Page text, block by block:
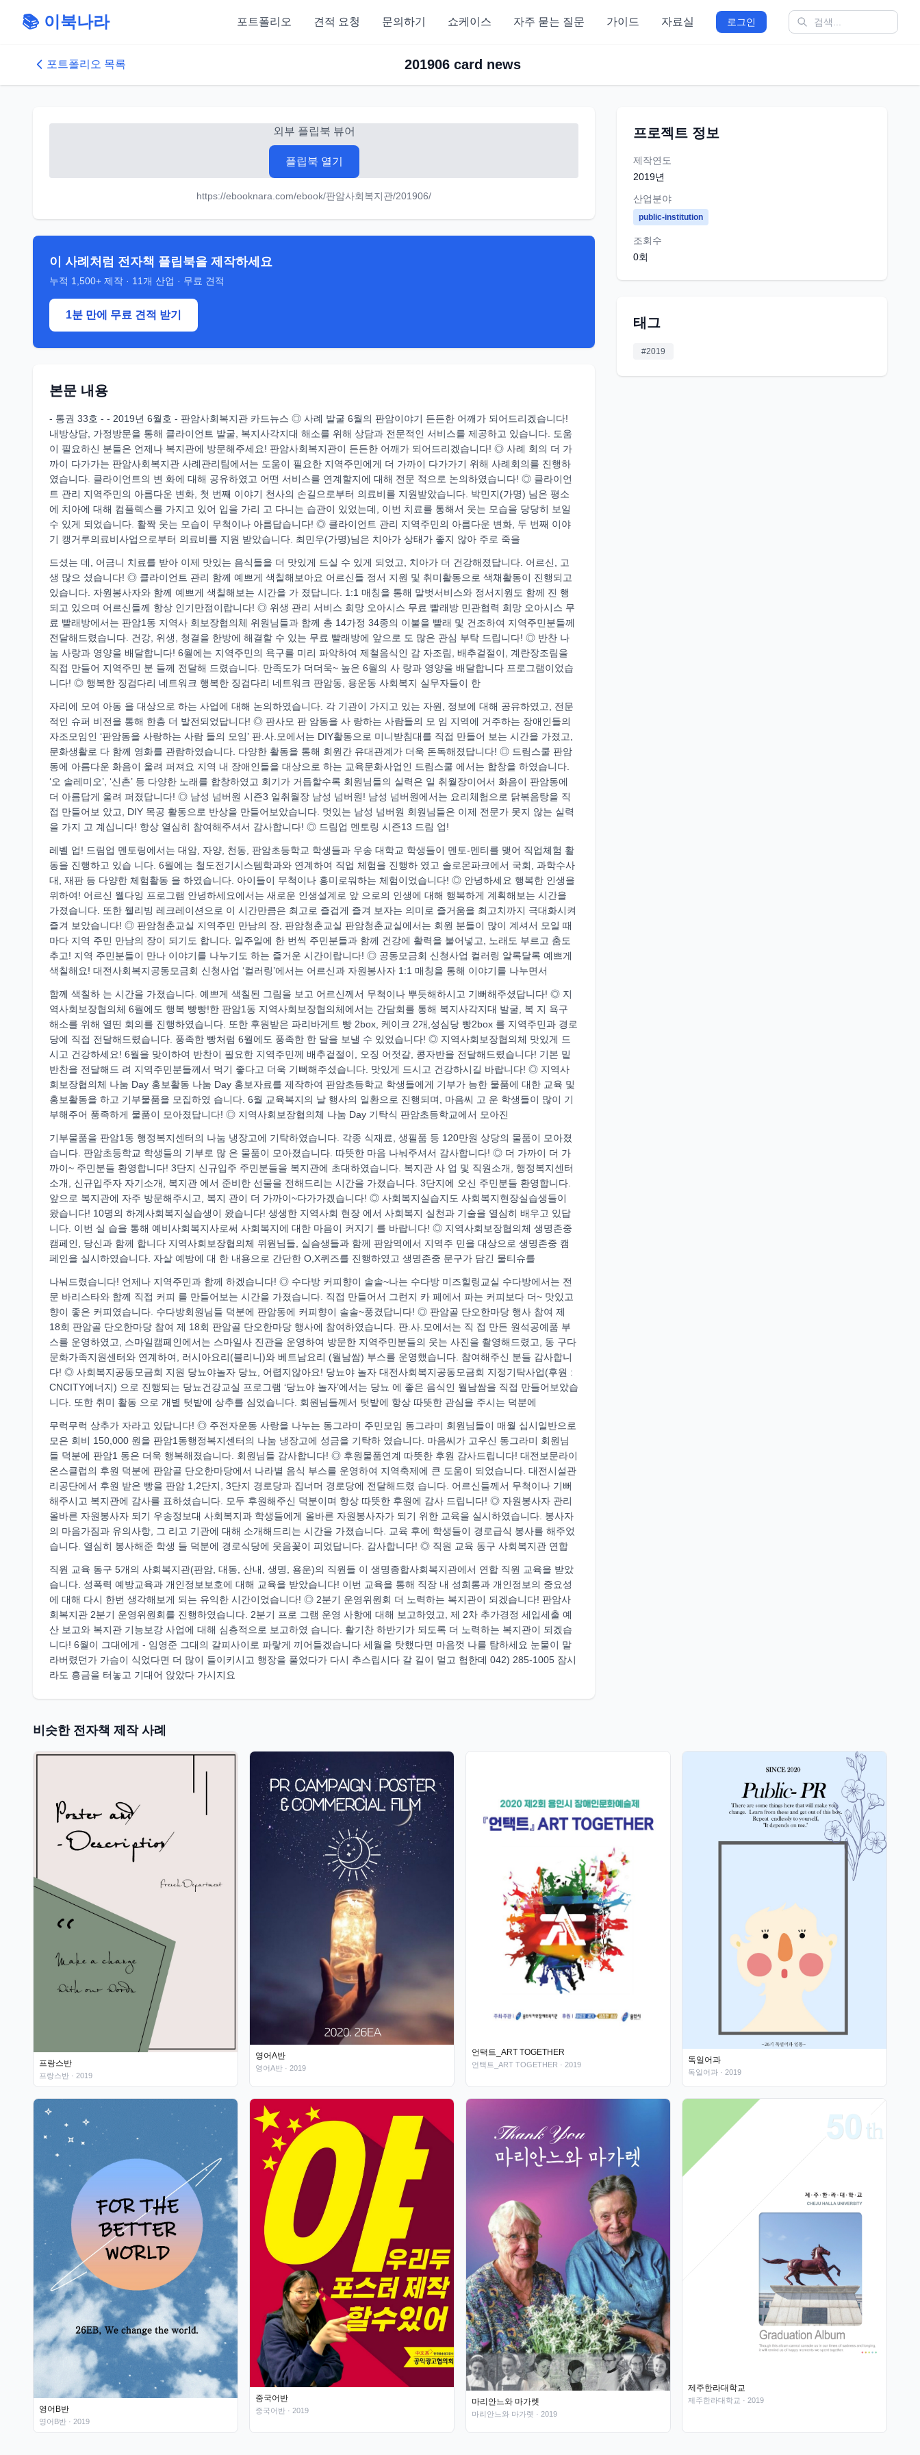
📚 이북나라 포트폴리오 견적 요청 문의하기 쇼케이스 자주 묻는 질문 가이드 자료실 로그인
포트폴리오 목록 201906 card news
외부 플립북 뷰어
플립북 열기
https://ebooknara.com/ebook/판암사회복지관/201906/
이 사례처럼 전자책 플립북을 제작하세요
누적 1,500+ 제작 · 11 개 산업 · 무료 견적
1분 만에 무료 견적 받기
본문 내용
- 통권 33호 - - 2019년 6월호 - 판암사회복지관 카드뉴스 ◎ 사례 발굴 6월의 판암이야기 든든한 어깨가 되어드리겠습니다!
내방상담, 가정방문을 통해 클라이언트 발굴, 복지사각지대 해소를 위해 상담과 전문적인 서비스를 제공하고 있습니다. 도움
이 필요하신 분들은 언제나 복지관에 방문해주세요! 판암사회복지관이 든든한 어깨가 되어드리겠습니다! ◎ 사례 회의 더 가
까이 다가가는 판암사회복지관 사례관리팀에서는 도움이 필요한 지역주민에게 더 가까이 다가가기 위해 사례회의를 진행하
였습니다. 클라이언트의 변 화에 대해 공유하였고 어떤 서비스를 연계할지에 대해 전문 적으로 논의하였습니다! ◎ 클라이언
트 관리 지역주민의 아름다운 변화, 첫 번째 이야기 천사의 손길으로부터 의료비를 지원받았습니다. 박민지(가명) 님은 평소
에 치아에 대해 컴플렉스를 가지고 있어 입을 가리 고 다니는 습관이 있었는데, 이번 치료를 통해서 웃는 모습을 당당히 보일
수 있게 되었습니다. 활짝 웃는 모습이 무척이나 아름답습니다! ◎ 클라이언트 관리 지역주민의 아름다운 변화, 두 번째 이야
기 캥거루의료비사업으로부터 의료비를 지원 받았습니다. 최민우(가명)님은 치아가 상태가 좋지 않아 주로 죽을
드셨는 데, 어금니 치료를 받아 이제 맛있는 음식들을 더 맛있게 드실 수 있게 되었고, 치아가 더 건강해졌답니다. 어르신, 고
생 많으 셨습니다! ◎ 클라이언트 관리 함께 예쁘게 색칠해보아요 어르신들 정서 지원 및 취미활동으로 색채활동이 진행되고
있습니다. 자원봉사자와 함께 예쁘게 색칠해보는 시간을 가 졌답니다. 1:1 매칭을 통해 말벗서비스와 정서지원도 함께 진 행
되고 있으며 어르신들께 항상 인기만점이랍니다! ◎ 위생 관리 서비스 희망 오아시스 무료 빨래방 민관협력 희망 오아시스 무
료 빨래방에서는 판암1동 지역사 회보장협의체 위원님들과 함께 총 14가정 34종의 이불을 빨래 및 건조하여 지역주민분들께
전달해드렸습니다. 건강, 위생, 청결을 한방에 해결할 수 있는 무료 빨래방에 앞으로 도 많은 관심 부탁 드립니다! ◎ 반찬 나
눔 사랑과 영양을 배달합니다! 6월에는 지역주민의 욕구를 미리 파악하여 제철음식인 감 자조림, 배추겉절이, 계란장조림을
직접 만들어 지역주민 분 들께 전달해 드렸습니다. 만족도가 더더욱~ 높은 6월의 사 랑과 영양을 배달합니다 프로그램이었습
니다! ◎ 행복한 징검다리 네트워크 행복한 징검다리 네트워크 판암동, 용운동 사회복지 실무자들이 한
자리에 모여 아동 을 대상으로 하는 사업에 대해 논의하였습니다. 각 기관이 가지고 있는 자원, 정보에 대해 공유하였고, 전문
적인 슈퍼 비전을 통해 한층 더 발전되었답니다! ◎ 판사모 판 암동을 사 랑하는 사람들의 모 임 지역에 거주하는 장애인들의
자조모임인 ‘판암동을 사랑하는 사람 들의 모임’ 판.사.모에서는 DIY활동으로 미니받침대를 직접 만들어 보는 시간을 가졌고,
문화생활로 다 함께 영화를 관람하였습니다. 다양한 활동을 통해 회원간 유대관계가 더욱 돈독해졌답니다! ◎ 드림스쿨 판암
동에 아름다운 화음이 울려 퍼져요 지역 내 장애인들을 대상으로 하는 교육문화사업인 드림스쿨 에서는 합창을 하였습니다.
‘오 솔레미오’, ‘신촌’ 등 다양한 노래를 합창하였고 회기가 거듭할수록 회원님들의 실력은 일 취월장이어서 화음이 판암동에
더 아름답게 울려 퍼졌답니다! ◎ 남성 넘버원 시즌3 일취월장 남성 넘버원! 남성 넘버원에서는 요리체험으로 닭볶음탕을 직
접 만들어보 았고, DIY 목공 활동으로 반상을 만들어보았습니다. 멋있는 남성 넘버원 회원님들은 이제 전문가 못지 않는 실력
을 가지 고 계십니다! 항상 열심히 참여해주셔서 감사합니다! ◎ 드림업 멘토링 시즌13 드림 업!
레벨 업! 드림업 멘토링에서는 대암, 자양, 천동, 판암초등학교 학생들과 우송 대학교 학생들이 멘토-멘티를 맺어 직업체험 활
동을 진행하고 있습 니다. 6월에는 철도전기시스템학과와 연계하여 직업 체험을 진행하 였고 솔로몬파크에서 국회, 과학수사
대, 재판 등 다양한 체험활동 을 하였습니다. 아이들이 무척이나 흥미로워하는 체험이었습니다! ◎ 안녕하세요 행복한 인생을
위하여! 어르신 웰다잉 프로그램 안녕하세요에서는 새로운 인생설계로 앞 으로의 인생에 대해 행복하게 계획해보는 시간을
가졌습니다. 또한 웰리빙 레크레이션으로 이 시간만큼은 최고로 즐겁게 즐겨 보자는 의미로 즐거움을 최고치까지 극대화시켜
즐겨 보았습니다! ◎ 판암청춘교실 지역주민 만남의 장, 판암청춘교실 판암청춘교실에서는 회원 분들이 많이 계셔서 모일 때
마다 지역 주민 만남의 장이 되기도 합니다. 일주일에 한 번씩 주민분들과 함께 건강에 활력을 불어넣고, 노래도 부르고 춤도
추고! 지역 주민분들이 만나 이야기를 나누기도 하는 즐거운 시간이랍니다! ◎ 공동모금회 신청사업 컬러링 알록달록 예쁘게
색칠해요! 대전사회복지공동모금회 신청사업 ‘컬러링’에서는 어르신과 자원봉사자 1:1 매칭을 통해 이야기를 나누면서
함께 색칠하 는 시간을 가졌습니다. 예쁘게 색칠된 그림을 보고 어르신께서 무척이나 뿌듯해하시고 기뻐해주셨답니다! ◎ 지
역사회보장협의체 6월에도 행복 빵빵!한 판암1동 지역사회보장협의체에서는 간담회를 통해 복지사각지대 발굴, 복 지 욕구
해소를 위해 열띤 회의를 진행하였습니다. 또한 후원받은 파리바게트 빵 2box, 케이크 2개,성심당 빵2box 를 지역주민과 경로
당에 직접 전달해드렸습니다. 풍족한 빵처럼 6월에도 풍족한 한 달을 보낼 수 있었습니다! ◎ 지역사회보장협의체 맛있게 드
시고 건강하세요! 6월을 맞이하여 반찬이 필요한 지역주민께 배추겉절이, 오징 어젓갈, 콩자반을 전달해드렸습니다! 기본 밑
반찬을 전달해드 려 지역주민분들께서 먹기 좋다고 더욱 기뻐해주셨습니다. 맛있게 드시고 건강하시길 바랍니다! ◎ 지역사
회보장협의체 나눔 Day 홍보활동 나눔 Day 홍보자료를 제작하여 판암초등학교 학생들에게 기부가 능한 물품에 대한 교육 및
홍보활동을 하고 기부물품을 모집하였 습니다. 6월 교육복지의 날 행사의 일환으로 진행되며, 마음씨 고 운 학생들이 많이 기
부해주어 풍족하게 물품이 모아졌답니다! ◎ 지역사회보장협의체 나눔 Day 기탁식 판암초등학교에서 모아진
기부물품을 판암1동 행정복지센터의 나눔 냉장고에 기탁하였습니다. 각종 식재료, 생필품 등 120만원 상당의 물품이 모아졌
습니다. 판암초등학교 학생들의 기부로 많 은 물품이 모아졌습니다. 따뜻한 마음 나눠주셔서 감사합니다! ◎ 더 가까이 더 가
까이~ 주민분들 환영합니다! 3단지 신규입주 주민분들을 복지관에 초대하였습니다. 복지관 사 업 및 직원소개, 행정복지센터
소개, 신규입주자 자기소개, 복지관 에서 준비한 선물을 전해드리는 시간을 가졌습니다. 3단지에 오신 주민분들 환영합니다.
앞으로 복지관에 자주 방문해주시고, 복지 관이 더 가까이~다가가겠습니다! ◎ 사회복지실습지도 사회복지현장실습생들이
왔습니다! 10명의 하계사회복지실습생이 왔습니다! 생생한 지역사회 현장 에서 사회복지 실천과 기술을 열심히 배우고 있답
니다. 이번 실 습을 통해 예비사회복지사로써 사회복지에 대한 마음이 커지기 를 바랍니다! ◎ 지역사회보장협의체 생명존중
캠페인, 당신과 함께 합니다 지역사회보장협의체 위원님들, 실슴생들과 함께 판암역에서 지역주 민을 대상으로 생명존중 캠
페인을 실시하였습니다. 자살 예방에 대 한 내용으로 간단한 O,X퀴즈를 진행하였고 생명존중 문구가 담긴 물티슈를
나눠드렸습니다! 언제나 지역주민과 함께 하겠습니다! ◎ 수다방 커피향이 솔솔~나는 수다방 미즈힐링교실 수다방에서는 전
문 바리스타와 함께 직접 커피 를 만들어보는 시간을 가졌습니다. 직접 만들어서 그런지 카 페에서 파는 커피보다 더~ 맛있고
향이 좋은 커피였습니다. 수다방회원님들 덕분에 판암동에 커피향이 솔솔~풍겼답니다! ◎ 판암골 단오한마당 행사 참여 제
18회 판암골 단오한마당 참여 제 18회 판암골 단오한마당 행사에 참여하였습니다. 판.사.모에서는 직 접 만든 원석공예품 부
스를 운영하였고, 스마일캠페인에서는 스마일사 진관을 운영하여 방문한 지역주민분들의 웃는 사진을 촬영해드렸고, 동 구다
문화가족지원센터와 연계하여, 러시아요리(블리니)와 베트남요리 (월남쌈) 부스를 운영했습니다. 참여해주신 분들 감사합니
다! ◎ 사회복지공동모금회 지원 당뇨야놀자 당뇨, 어렵지않아요! 당뇨야 놀자 대전사회복지공동모금회 지정기탁사업(후원 :
CNCITY에너지) 으로 진행되는 당뇨건강교실 프로그램 ‘당뇨야 놀자’에서는 당뇨 에 좋은 음식인 월남쌈을 직접 만들어보았습
니다. 또한 취미 활동 으로 개별 텃밭에 상추를 심었습니다. 회원님들께서 텃밭에 항상 따뜻한 관심을 주시는 덕분에
무럭무럭 상추가 자라고 있답니다! ◎ 주전자운동 사랑을 나누는 동그라미 주민모임 동그라미 회원님들이 매월 십시일반으로
모은 회비 150,000 원을 판암1동행정복지센터의 나눔 냉장고에 성금을 기탁하 였습니다. 마음씨가 고우신 동그라미 회원님
들 덕분에 판암1 동은 더욱 행복해졌습니다. 회원님들 감사합니다! ◎ 후원물품연계 따뜻한 후원 감사드립니다! 대전보문라이
온스클럽의 후원 덕분에 판암골 단오한마당에서 나라별 음식 부스를 운영하여 지역축제에 큰 도움이 되었습니다. 대전시설관
리공단에서 후원 받은 빵을 판암 1,2단지, 3단지 경로당과 집너머 경로당에 전달해드렸 습니다. 어르신들께서 무척이나 기뻐
해주시고 복지관에 감사를 표하셨습니다. 모두 후원해주신 덕분이며 항상 따뜻한 후원에 감사 드립니다! ◎ 자원봉사자 관리
올바른 자원봉사자 되기 우송정보대 사회복지과 학생들에게 올바른 자원봉사자가 되기 위한 교육을 실시하였습니다. 봉사자
의 마음가짐과 유의사항, 그 리고 기관에 대해 소개해드리는 시간을 가졌습니다. 교육 후에 학생들이 경로급식 봉사를 해주었
습니다. 열심히 봉사해준 학생 들 덕분에 경로식당에 웃음꽃이 피었답니다. 감사합니다! ◎ 직원 교육 동구 사회복지관 연합
직원 교육 동구 5개의 사회복지관(판암, 대동, 산내, 생명, 용운)의 직원들 이 생명종합사회복지관에서 연합 직원 교육을 받았
습니다. 성폭력 예방교육과 개인정보보호에 대해 교육을 받았습니다! 이번 교육을 통해 직장 내 성희롱과 개인정보의 중요성
에 대해 다시 한번 생각해보게 되는 유익한 시간이었습니다! ◎ 2분기 운영위원회 더 노력하는 복지관이 되겠습니다! 판암사
회복지관 2분기 운영위원회를 진행하였습니다. 2분기 프로 그램 운영 사항에 대해 보고하였고, 제 2차 추가경정 세입세출 예
산 보고와 복지관 기능보강 사업에 대해 심층적으로 보고하였 습니다. 활기찬 하반기가 되도록 더 노력하는 복지관이 되겠습
니다! 6월이 그대에게 - 임영준 그대의 갈피사이로 파랗게 끼어들겠습니다 세월을 탓했다면 마음껏 나를 탐하세요 눈물이 말
라버렸던가 가슴이 식었다면 더 많이 들이키시고 행장을 풀었다가 다시 추스립시다 갈 길이 멀고 험한데 042) 285-1005 잠시
라도 흥금을 터놓고 기대어 앉았다 가시지요
프로젝트 정보
제작연도
2019년
산업분야
public-institution
조회수
0회
태그
#2019
비슷한 전자책 제작 사례
프랑스반
프랑스반 · 2019
영어A반
영어A반 · 2019
언택트_ART TOGETHER
언택트_ART TOGETHER · 2019
독일어과
독일어과 · 2019
영어B반
영어B반 · 2019
중국어반
중국어반 · 2019
마리안느와 마가렛
마리안느와 마가렛 · 2019
제주한라대학교
제주한라대학교 · 2019